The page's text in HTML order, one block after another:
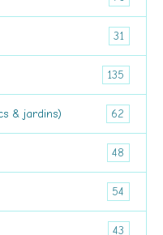
31
135
& jardins) 62
48
54
43